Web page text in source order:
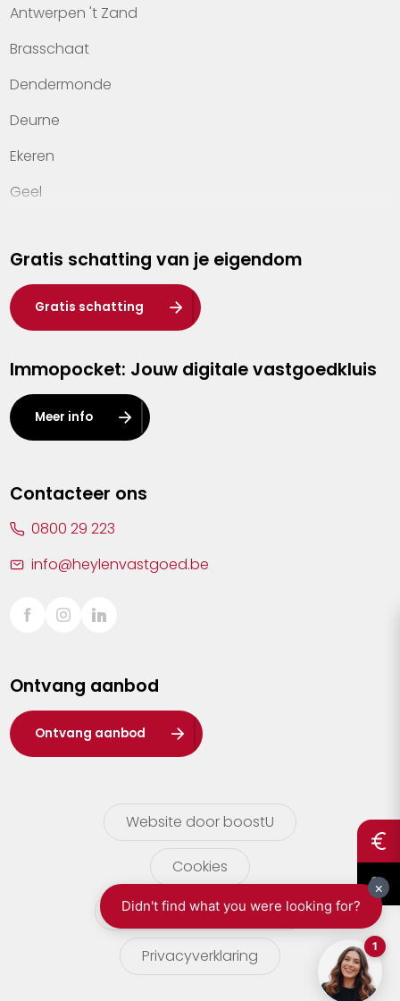
Kantoren
Veelgestelde vragen
Werken bij Heylen Vastgoed
Contact
Antwerpen 't Zand
Brasschaat
Dendermonde
Deurne
Ekeren
Geel
Hasselt
Heist-op-den-Berg
Herentals
Kalmthout
Leuven
Lier
Sint-Truiden
Waasland
Wuustwezel
Zoersel
Gratis schatting van je eigendom
Gratis schatting
Immopocket: Jouw digitale vastgoedkluis
Meer info
Contacteer ons
0800 29 223
info@heylenvastgoed.be
Ontvang aanbod
Ontvang aanbod
Website door boostU
Cookies
gebruikersvoorwaarden
Privacyverklaring